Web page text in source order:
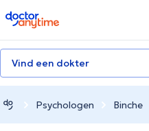
doctoranytime
Vind een dokter
Psychologen Binche